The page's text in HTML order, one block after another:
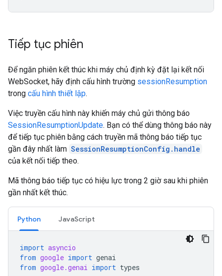
Tiếp tục phiên
Để ngăn phiên kết thúc khi máy chủ định kỳ đặt lại kết nối
WebSocket, hãy định cấu hình trường sessionResumption
trong cấu hình thiết lập.
Việc truyền cấu hình này khiến máy chủ gửi thông báo
SessionResumptionUpdate. Bạn có thể dùng thông báo này
để tiếp tục phiên bằng cách truyền mã thông báo tiếp tục
gần đây nhất làm SessionResumptionConfig.handle
của kết nối tiếp theo.
Mã thông báo tiếp tục có hiệu lực trong 2 giờ sau khi phiên
gần nhất kết thúc.
Python JavaScript
import asyncio
from google import genai
from google.genai import types